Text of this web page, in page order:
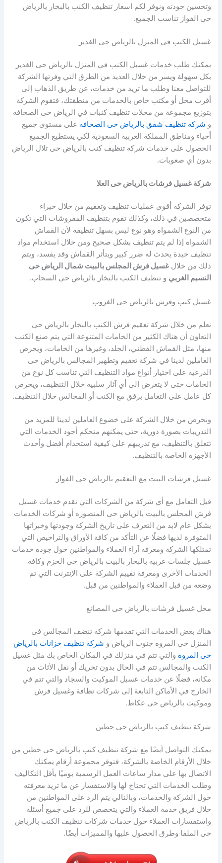
وتحسين جودته ونوفر لكم اسعار تنظيف الكنب بالبخار بالرياض
حى الفواز تناسب الجميع.
غسيل الكنب في المنزل بالرياض حى الغدير
يمكنك طلب خدمات غسيل الكنب في المنزل بالرياض حى الغدير
بكل سهولة ويسر من خلال العديد من الطرق التي وفرتها الشركة
للتواصل معنا وطلب ما تريد من خدمات، عن طريق الذهاب إلى
أقرب محل أو مكتب خاص بالخدمات من منطقتك، فتقوم الشركة
بتوزيع مجموعة من محلات تنظيف كنبات في الرياض حى الصحافه
و شركة تنظيف شقق بالرياض حى الصحافه على مستوى جميع
أحياء ومناطق المملكة العربية السعودية لكي يستطيع الجميع
الحصول على خدمات شركه تنظيف كنب بالرياض حى تلال الرياض
بدون أي صعوبات.
شركة غسيل فرشات بالرياض حى العلا
توفر الشركة أقوى عمليات تنظيف وتعقيم من خلال خبراء
متخصصين في ذلك، وكذلك تقوم بتنظيف المفروشات التي تكون
من النوع الشمواه وهو نوع ليس بسهل تنظيفه لأن القماش
الشمواه إذا لم يتم تنظيف بشكل صحيح ومن خلال استخدام مواد
تنظيف جيدة يحدث له ضرر كبير ويتأثر القماش وقد يفسد، ويتم
ذلك من خلالغسيل فرش المجلس بالبيت شمال الرياض حى
النسيم الغربي و تنظيف الكنب بالبخار بالرياض حى السحاب.
غسيل كنب وفرش بالرياض حى الغروب
نعلم من خلال شركة تعقيم فرش الكنب بالبخار بالرياض حى
التعاون أن هناك الكثير من الخامات المتنوعة التي يتم صنع الكنب
منها، مثل القماش القطني، الجلد، وغيرها من الخامات، ويحرص
العاملين لدينا في شركة تعقيم وتطهير المجالس بالرياض حى
الدرعيه على اختيار أنواع مواد التنظيف التي تناسب كل نوع من
الخامات حتى لا يتعرض إلى أي آثار سلبية خلال التنظيف، ويحرص
كل عامل على التعامل برفق مع الكنب أو المجالس خلال التنظيف.
ونحرص من خلال الشركة على خضوع العاملين لدينا للمزيد من
التدريبات بصورة دورية، حتى يمكنهم منحكم أجود الخدمات التي
تتعلق بالتنظيف، مع تدريبهم على كيفية استخدام أفضل وأحدث
الأجهزة الخاصة بالتنظيف.
غسيل فرشات البيت مع التعقيم بالرياض حى الفواز
قبل التعامل مع أي شركة من الشركات التي تقدم خدمات غسيل
فرش المجلس بالبيت بالرياض حى المنصوره أو شركات الخدمات
بشكل عام لابد من التعرف على تاريخ الشركة وجودتها وخبراتها
المتوفرة لديها فضلًا عن التأكد من كافة الأوراق والتراخيص التي
تمتلكها الشركة ومعرفة آراء العملاء والمواطنين حول جودة خدمات
غسيل جلسات عربيه بالبخار بالبيت بالرياض حى الحزم وكافة
الخدمات الأخرى ومعرفة تقييم الشركة على الإنترنت التي تم
وضعه من قبل العملاء والمواطنين من قبل.
محل غسيل فرشات بالرياض حى المصانع
هناك بعض الخدمات التي تقدمها شركه تنضف المجالس فى
المنزل حى المروه جنوب الرياض و شركة تنظيف خزانات بالرياض
حى المروة والتي تتم في منزلك في المكان الخاص بك مثل غسيل
الكنب والمجالس تتم في الحال بدون تحريك أو نقل الأثاث من
مكانه، فضلًا عن خدمات غسيل الموكيت والسجاد والتي تتم في
الخارج في الأماكن التابعة إلى شركات نظافة وغسيل فرش
وموكيت بالرياض حى عكاظ.
شركة تنظيف كنب بالرياض حى حطين
يمكنك التواصل أيضًا مع شركة تنظيف كنب بالرياض حى حطين من
خلال الأرقام الخاصة بالشركة، فتوفر مجموعة أرقام يمكنك
الاتصال بها على مدار ساعات العمل الرسمية يوميًا بأقل التكاليف
وطلب الخدمات التي تحتاج لها والاستفسار عن ما تريد معرفته
حول الشركة والخدمات، وبالتالي يتم الرد على المواطنين من
خلال فريق خدمة العملاء والتي يتخصص للرد على جميع أسئلة
واستفسارات العملاء حول خدمات شركات تنظيف الكنب بالرياض
حى الملقا وطرق الحصول عليها والمميزات أيضًا.